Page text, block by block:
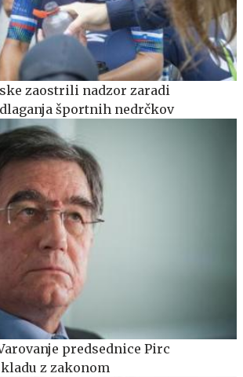
zaostrili nadzor zaradi
športnih nedrčkov
predsednice Pirc
z zakonom